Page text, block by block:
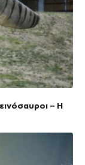
– Η